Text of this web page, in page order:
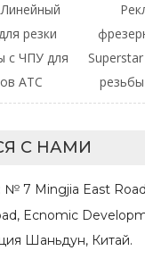
резки
с ЧПУ для
ATC
С НАМИ
№ 7 Mingjia East
Ecnomic
Шаньдун, Китай.